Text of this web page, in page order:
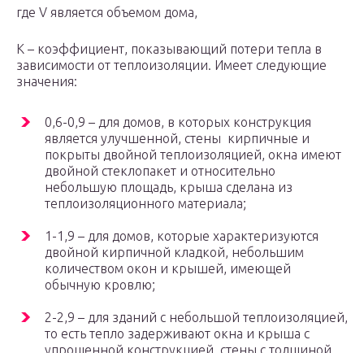
где V является объемом дома,
К – коэффициент, показывающий потери тепла в
зависимости от теплоизоляции. Имеет следующие
значения:
0,6-0,9 – для домов, в которых конструкция
является улучшенной, стены кирпичные и
покрыты двойной теплоизоляцией, окна имеют
двойной стеклопакет и относительно
небольшую площадь, крыша сделана из
теплоизоляционного материала;
1-1,9 – для домов, которые характеризуются
двойной кирпичной кладкой, небольшим
количеством окон и крышей, имеющей
обычную кровлю;
2-2,9 – для зданий с небольшой теплоизоляцией,
то есть тепло задерживают окна и крыша с
упрощенной конструкцией, стены с толщиной,